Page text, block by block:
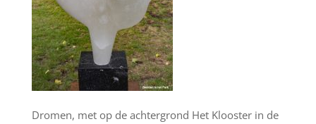
Dromen, met op de achtergrond Het Klooster in de